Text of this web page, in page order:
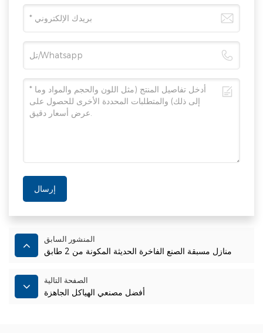
إرسال
المنشور السابق
منازل مسبقة الصنع الفاخرة الحديثة المكونة من 2 طابق
الصفحة التالية
أفضل مصنعي الهياكل الجاهزة